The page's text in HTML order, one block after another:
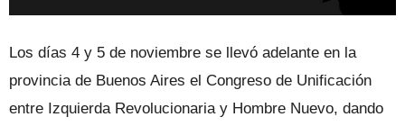
Los días 4 y 5 de noviembre se llevó adelante en la
provincia de Buenos Aires el Congreso de Unificación
entre Izquierda Revolucionaria y Hombre Nuevo, dando